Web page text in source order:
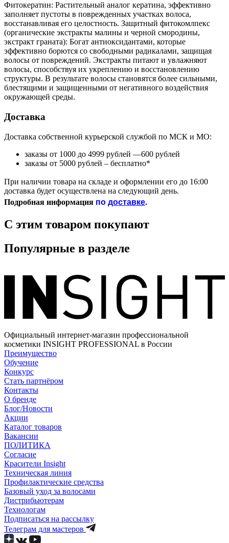
Фитокератин: Растительный аналог кератина, эффективно
заполняет пустоты в поврежденных участках волоса,
восстанавливая его целостность. Защитный фитокомлпекс
(органические экстракты малины и черной смородины,
экстракт граната): Богат антиоксидантами, которые
эффективно борются со свободными радикалами, защищая
волосы от повреждений. Экстракты питают и увлажняют
волосы, способствуя их укреплению и восстановлению
структуры. В результате волосы становятся более сильными,
блестящими и защищенными от негативного воздействия
окружающей среды.
Доставка
Доставка собственной курьерской службой по МСК и МО:
заказы от 1000 до 4999 рублей —600 рублей
заказы от 5000 рублей – бесплатно*
При наличии товара на складе и оформлении его до 16:00
доставка будет осуществлена на следующий день.
Подробная информация подоставке.
С этим товаром покупают
Популярные в разделе
Официальный интернет-магазин профессиональной
косметики INSIGHT PROFESSIONAL в России
Преимущество
Обучение
Конкурс
Стать партнёром
Контакты
О бренде
Блог/Новости
Акции
Каталог товаров
Вакансии
ПОЛИТИКА
Согласие
Краcители Insight
Техническая линия
Профилактические средства
Базовый уход за волосами
Дистрибьютерам
Технологам
Подписаться на рассылку
Телеграм для мастеров